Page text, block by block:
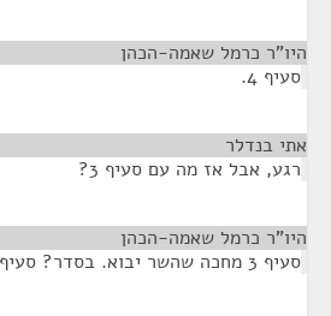
היו"ר כרמל שאמה-הכהן
סעיף 4.
אתי בנדלר
רגע, אבל אז מה עם סעיף 3?
היו"ר כרמל שאמה-הכהן
סעיף 3 מחכה שהשר יבוא. בסדר? סעיף 4.